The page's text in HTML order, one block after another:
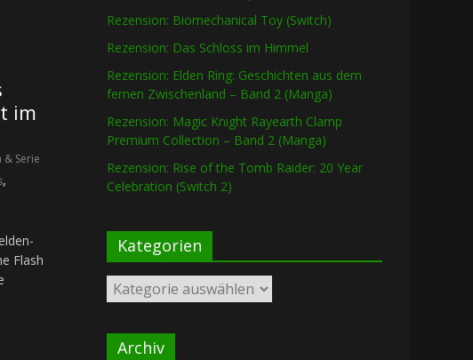
im
& Serie
,
Flash
Rezension: Biomechanical Toy (Switch)
Rezension: Das Schloss im Himmel
Rezension: Elden Ring: Geschichten aus dem
fernen Zwischenland – Band 2 (Manga)
Rezension: Magic Knight Rayearth Clamp
Premium Collection – Band 2 (Manga)
Rezension: Rise of the Tomb Raider: 20 Year
Celebration (Switch 2)
Kategorien
Kategorien
Archiv